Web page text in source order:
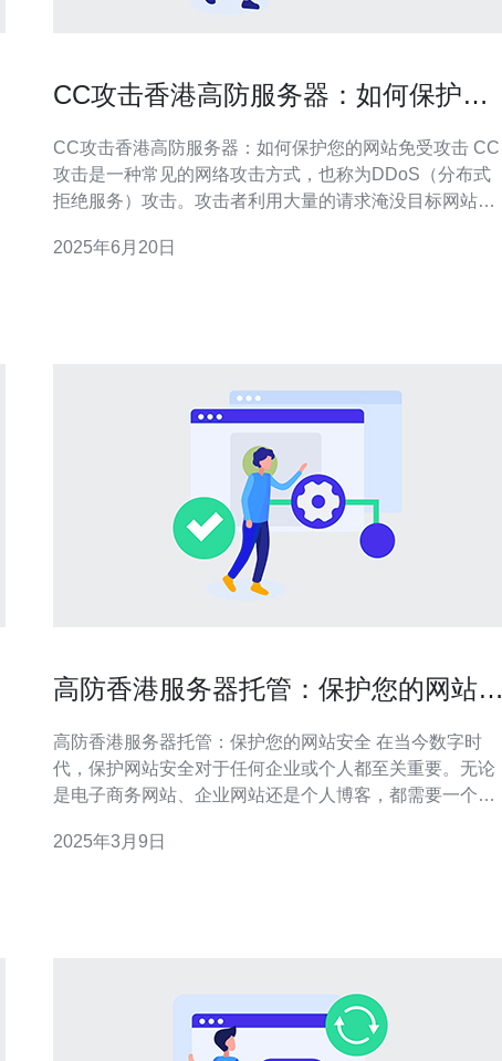
CC攻击香港高防服务器：如何保护您
CC攻击香港高防服务器：如何保护您的网站免受攻击 CC
攻击是一种常见的网络攻击方式，也称为DDoS（分布式
拒绝服务）攻击。攻击者利用大量的请求淹没目标网站，
服务器具有强大的抗攻击能力，能够有效应对各种类型的
2025年6月20日
高防香港服务器托管：保护您的网站安
高防香港服务器托管：保护您的网站安全 在当今数字时
代，保护网站安全对于任何企业或个人都至关重要。无论
是电子商务网站、企业网站还是个人博客，都需要一个可
服务器托管是当前市场上备受推崇的选择之一。香港作为
2025年3月9日